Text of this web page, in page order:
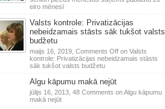
eiro mēnesī
Valsts kontrole: Privatizācijas
nebeidzamais stāsts sāk tukšot valsts
budžetu
maijs 16, 2019, Comments Offon Valsts
kontrole: Privatizācijas nebeidzamais stāsts
sāk tukšot valsts budžetu
Algu kāpumu makā nejūt
jūlijs 16, 2013, 48 Comments on Algu kāpumu
makā nejūt